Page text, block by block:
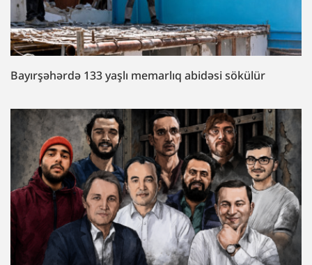
Bayırşəhərdə 133 yaşlı memarlıq abidəsi sökülür